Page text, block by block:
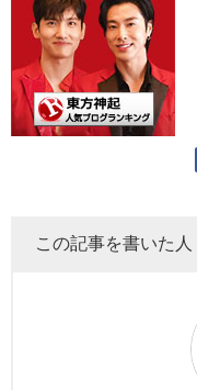
この記事を書いた人